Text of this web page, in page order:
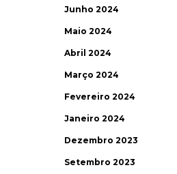
Junho 2024
Maio 2024
Abril 2024
Março 2024
Fevereiro 2024
Janeiro 2024
Dezembro 2023
Setembro 2023